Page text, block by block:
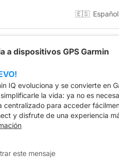
🇪🇸 Español
a dispositivos GPS Garmin
IQ evoluciona y se convierte en
la vida: ya no es
centralizado para acceder
y disfrute de una experiencia
este mensaje